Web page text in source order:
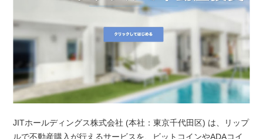
JITホールディングス株式会社 (本社：東京千代田区) は、リップ
ルで不動産購入が行えるサービスを、ビットコインやADAコイ